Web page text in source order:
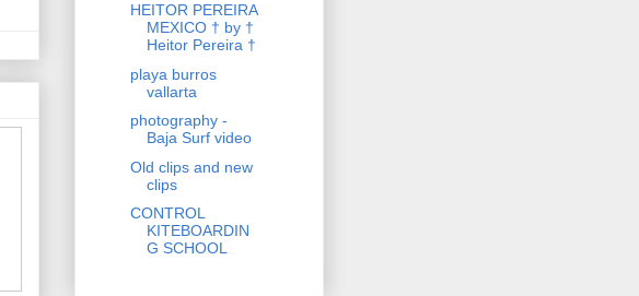
HEITOR PEREIRA
MEXICO † by †
Heitor Pereira †
playa burros
vallarta
photography -
Baja Surf video
Old clips and new
clips
CONTROL
KITEBOARDIN
G SCHOOL